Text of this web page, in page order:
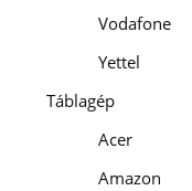
Vodafone
Yettel
Táblagép
Acer
Amazon